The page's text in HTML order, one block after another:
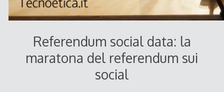
Referendum social data: la
maratona del referendum sui
social